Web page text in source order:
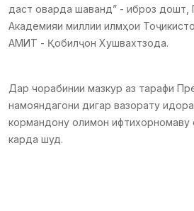
даст оварда шаванд” - иброз дошт,
Академияи миллии илмҳои
АМИТ - Қобилҷон Хушвахтзода.
Дар чорабинии мазкур аз тарафи
намояндагони дигар вазорату
кормандону олимон ифтихорномаву
карда шуд.